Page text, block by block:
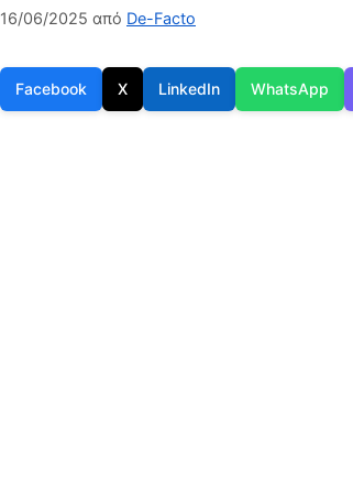
16/06/2025 από De-Facto
Facebook X LinkedIn WhatsApp